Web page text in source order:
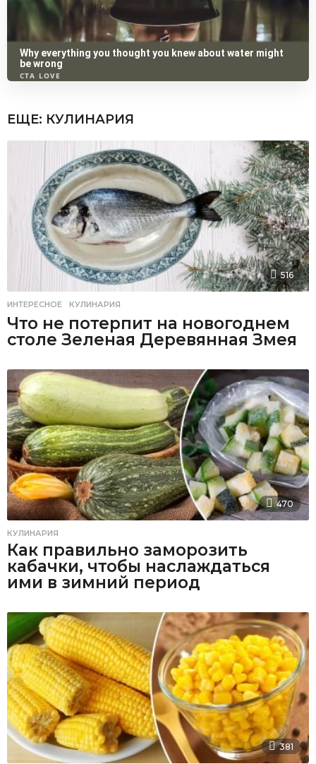
ЕЩЕ: КУЛИНАРИЯ
516
ИНТЕРЕСНОЕ ,КУЛИНАРИЯ
Что не потерпит на новогоднем
столе Зеленая Деревянная Змея
470
КУЛИНАРИЯ
Как правильно заморозить
кабачки, чтобы наслаждаться
ими в зимний период
381